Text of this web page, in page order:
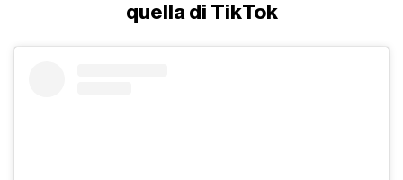
quella di TikTok